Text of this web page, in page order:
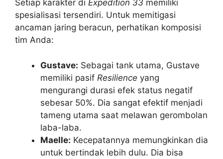
Setiap karakter di Expedition 33 memiliki
spesialisasi tersendiri. Untuk memitigasi
ancaman jaring beracun, perhatikan komposisi
tim Anda:
Gustave: Sebagai tank utama, Gustave
memiliki pasif Resilience yang
mengurangi durasi efek status negatif
sebesar 50%. Dia sangat efektif menjadi
tameng utama saat melawan gerombolan
laba-laba.
Maelle: Kecepatannya memungkinkan dia
untuk bertindak lebih dulu. Dia bisa